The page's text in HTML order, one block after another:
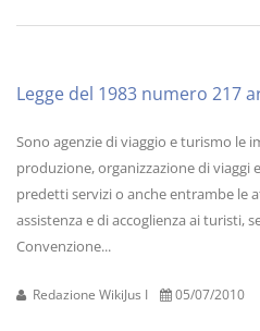
Legge del 1983 numero 217
Sono agenzie di viaggio e turismo le
produzione, organizzazione di viaggi
predetti servizi o anche entrambe le
assistenza e di accoglienza ai turisti,
Convenzione...
Redazione WikiJus I 05/07/2010